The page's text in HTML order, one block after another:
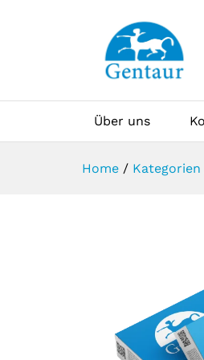
Über uns
Home / Kategorien